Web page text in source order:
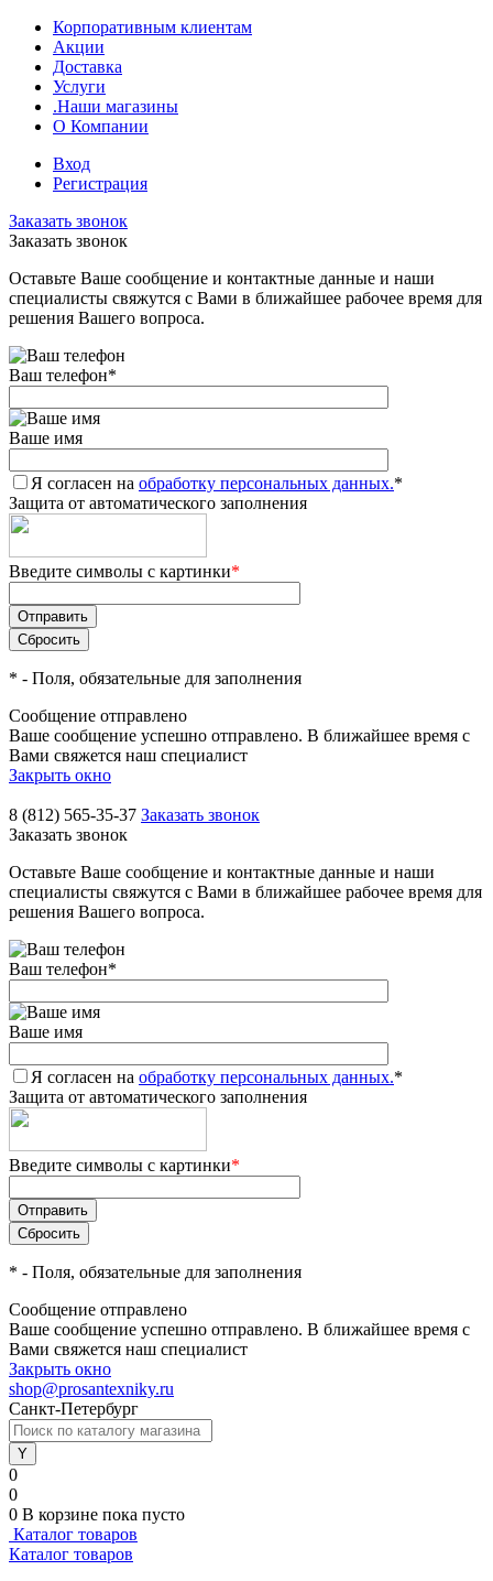
Корпоративным клиентам
Акции
Доставка
Услуги
.Наши магазины
О Компании
Вход
Регистрация
Заказать звонок
Заказать звонок
Оставьте Ваше сообщение и контактные данные и наши
специалисты свяжутся с Вами в ближайшее рабочее время для
решения Вашего вопроса.
Ваш телефон*
Ваше имя
Я согласен на обработку персональных данных.*
Защита от автоматического заполнения
Введите символы с картинки*
* - Поля, обязательные для заполнения
Сообщение отправлено
Ваше сообщение успешно отправлено. В ближайшее время с
Вами свяжется наш специалист
Закрыть окно
8 (812) 565-35-37 Заказать звонок
Заказать звонок
Оставьте Ваше сообщение и контактные данные и наши
специалисты свяжутся с Вами в ближайшее рабочее время для
решения Вашего вопроса.
Ваш телефон*
Ваше имя
Я согласен на обработку персональных данных.*
Защита от автоматического заполнения
Введите символы с картинки*
* - Поля, обязательные для заполнения
Сообщение отправлено
Ваше сообщение успешно отправлено. В ближайшее время с
Вами свяжется наш специалист
Закрыть окно
shop@prosantexniky.ru
Санкт-Петербург
0
0
0 В корзине пока пусто
Каталог товаров
Каталог товаров